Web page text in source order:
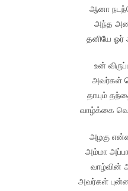
ஆனா
அந்த
தனியே
உன்
அவர்கள்
தாயும்
வாழ்க்கை
அழகு
அம்மா
வாழ்வின்
அவர்கள்